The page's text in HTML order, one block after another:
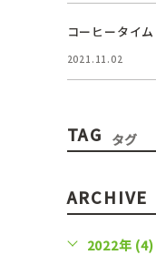
コーヒータイム
2021.11.02
TAG タグ
ARCHIVE
2022年 (4)